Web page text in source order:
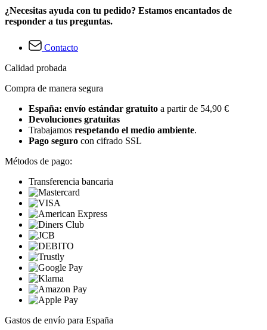
¿Necesitas ayuda con tu pedido? Estamos encantados de
responder a tus preguntas.
Contacto
Calidad probada
Compra de manera segura
España: envío estándar gratuito a partir de 54,90 €
Devoluciones gratuitas
Trabajamos respetando el medio ambiente.
Pago seguro con cifrado SSL
Métodos de pago:
Transferencia bancaria
Gastos de envío para España